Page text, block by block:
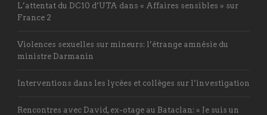
L’attentat du DC10 d’UTA dans « Affaires sensibles » sur
France 2
Violences sexuelles sur mineurs: l’étrange amnésie du
ministre Darmanin
Interventions dans les lycées et collèges sur l’investigation
Rencontres avec David, ex-otage au Bataclan: « Je suis un